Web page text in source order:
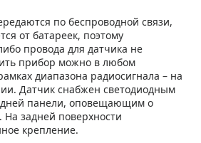
по беспроводной связи,
от батареек, поэтому
провода для датчика не
прибор можно в любом
диапазона радиосигнала – на
Датчик снабжен светодиодным
панели, оповещающим о
На задней поверхности
крепление.